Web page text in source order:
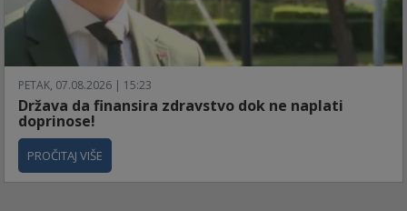
PETAK, 07.08.2026 | 15:23
Država da finansira zdravstvo dok ne naplati
doprinose!
PROČITAJ VIŠE